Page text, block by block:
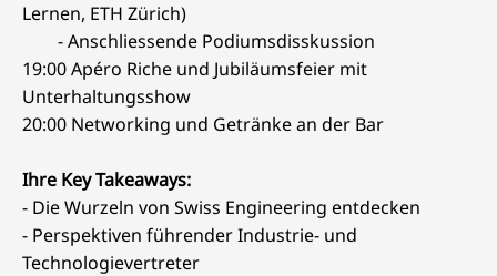
Lernen, ETH Zürich)
- Anschliessende Podiumsdisskussion
19:00 Apéro Riche und Jubiläumsfeier mit
Unterhaltungsshow
20:00 Networking und Getränke an der Bar
Ihre Key Takeaways: ​
- Die Wurzeln von Swiss Engineering entdecken​
- Perspektiven führender Industrie- und
Technologievertreter ​